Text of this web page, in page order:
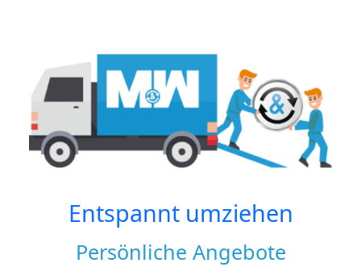
Entspannt umziehen
Persönliche Angebote